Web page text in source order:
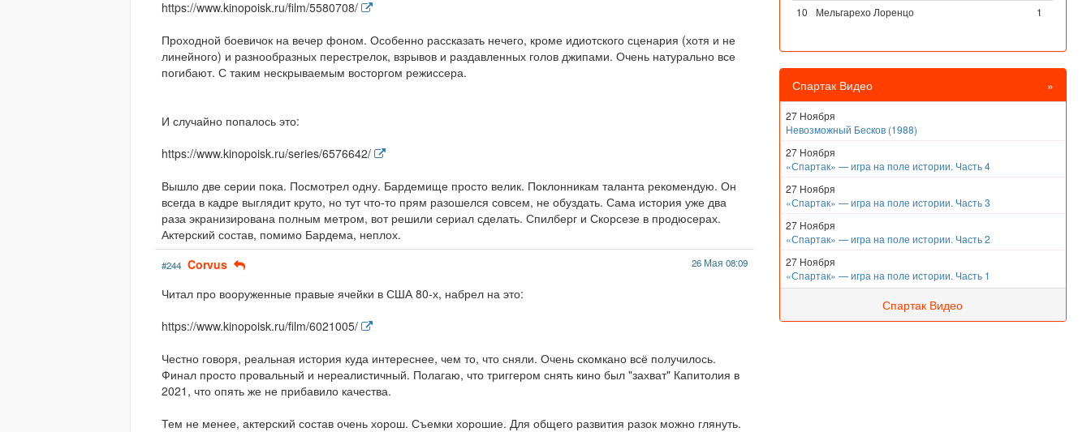
https://www.kinopoisk.ru/film/5580708/
Проходной боевичок на вечер фоном. Особенно рассказать нечего, кроме идиотского сценария (хотя и не
линейного) и разнообразных перестрелок, взрывов и раздавленных голов джипами. Очень натурально все
погибают. С таким нескрываемым восторгом режиссера.
И случайно попалось это:
https://www.kinopoisk.ru/series/6576642/
Вышло две серии пока. Посмотрел одну. Бардемище просто велик. Поклонникам таланта рекомендую. Он
всегда в кадре выглядит круто, но тут что-то прям разошелся совсем, не обуздать. Сама история уже два
раза экранизирована полным метром, вот решили сериал сделать. Спилберг и Скорсезе в продюсерах.
Актерский состав, помимо Бардема, неплох.
#244 Corvus 26 Мая 08:09
Читал про вооруженные правые ячейки в США 80-х, набрел на это:
https://www.kinopoisk.ru/film/6021005/
Честно говоря, реальная история куда интереснее, чем то, что сняли. Очень скомкано всё получилось.
Финал просто провальный и нереалистичный. Полагаю, что триггером снять кино был "захват" Капитолия в
2021, что опять же не прибавило качества.
Тем не менее, актерский состав очень хорош. Съемки хорошие. Для общего развития разок можно глянуть.
10
Мельгарехо Лоренцо 1
Спартак Видео »
27 Ноября
Невозможный Бесков (1988)
27 Ноября
«Спартак» — игра на поле истории. Часть 4
27 Ноября
«Спартак» — игра на поле истории. Часть 3
27 Ноября
«Спартак» — игра на поле истории. Часть 2
27 Ноября
«Спартак» — игра на поле истории. Часть 1
Спартак Видео